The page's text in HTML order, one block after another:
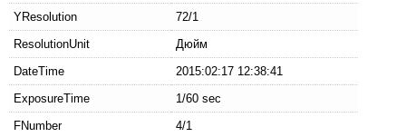
YResolution
72/1
ResolutionUnit
Дюйм
DateTime
2015:02:17 12:38:41
ExposureTime
1/60 sec
FNumber
4/1